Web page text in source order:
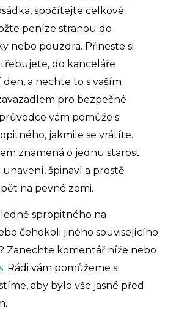
spočítejte celkové
peníze stranou do
nebo pouzdra. Přineste si
do kanceláře
a nechte to s vaším
pro bezpečné
vám pomůže s
jakmile se vrátíte.
znamená o jednu starost
unavení, špinaví a prostě
na pevné zemi.
spropitného na
čehokoli jiného souvisejícího
Zanechte komentář níže nebo
. Rádi vám pomůžeme s
aby bylo vše jasné před